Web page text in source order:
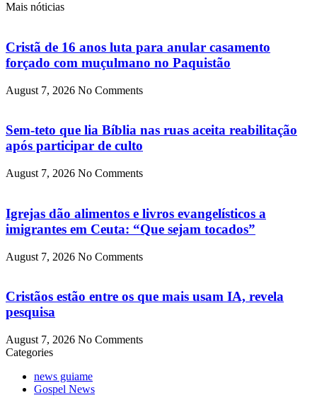
Mais nóticias
Cristã de 16 anos luta para anular casamento
forçado com muçulmano no Paquistão
August 7, 2026 No Comments
Sem-teto que lia Bíblia nas ruas aceita reabilitação
após participar de culto
August 7, 2026 No Comments
Igrejas dão alimentos e livros evangelísticos a
imigrantes em Ceuta: “Que sejam tocados”
August 7, 2026 No Comments
Cristãos estão entre os que mais usam IA, revela
pesquisa
August 7, 2026 No Comments
Categories
news guiame
Gospel News